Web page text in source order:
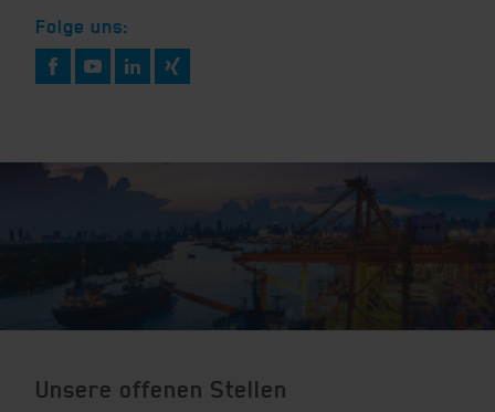
Folge uns:
Unsere offenen Stellen